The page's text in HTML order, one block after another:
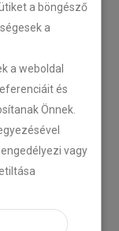
a böngésző
a
a weboldal
és
Önnek.
vagy